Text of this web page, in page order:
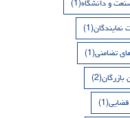
نمایندگان(1)
تضامنی(1)
بازرگان(2)
(1)